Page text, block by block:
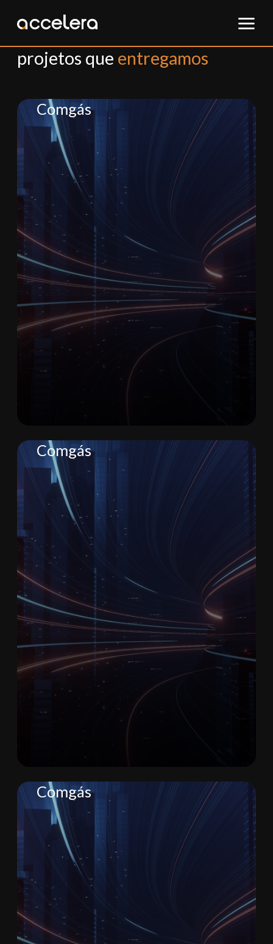
Conheça alguns dos
projetos que entregamos
Comgás
Lorem Ipsum is simply dummy
text of the printing and
typesetting industry. Lorem
Ipsum has been the industry's
standard dummy text ever
since the 1500s, when an
unknown printer took a galley of
type and scrambled it to make
a type specimen book.
Teste
Comgás
Lorem Ipsum is simply dummy
text of the printing and
typesetting industry. Lorem
Ipsum has been the industry's
standard dummy text ever
since the 1500s, when an
unknown printer took a galley of
type and scrambled it to make
a type specimen book.
Teste
Comgás
Lorem Ipsum is simply dummy
text of the printing and
typesetting industry. Lorem
Ipsum has been the industry's
standard dummy text ever
since the 1500s.
Teste